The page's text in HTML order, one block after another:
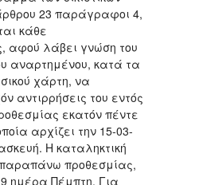
23 παράγραφοι 4,
κάθε
αφού λάβει γνώση του
αναρτημένου, κατά τα
χάρτη, να
αντιρρήσεις του εντός
εκατόν πέντε
αρχίζει την 15-03-
Η καταληκτική
προθεσμίας,
ημέρα Πέμπτη. Για